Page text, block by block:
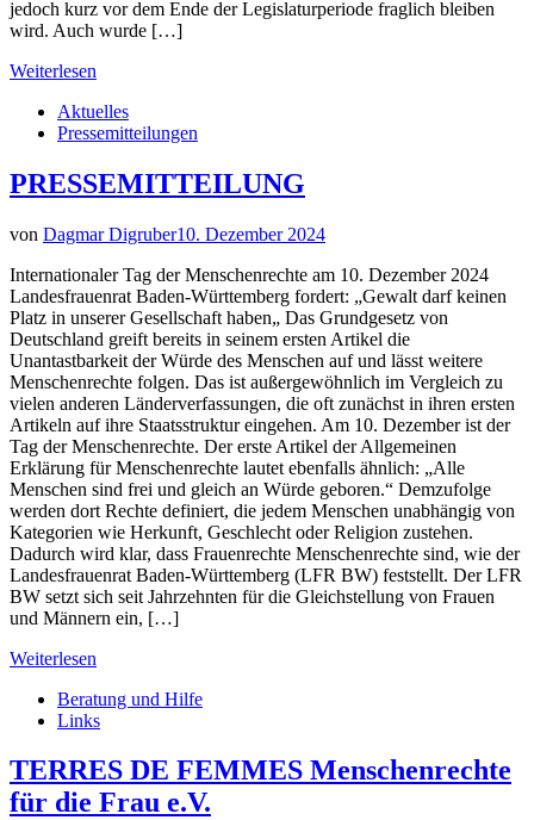
jedoch kurz vor dem Ende der Legislaturperiode fraglich bleiben
wird. Auch wurde […]
Weiterlesen
Aktuelles
Pressemitteilungen
PRESSEMITTEILUNG
von Dagmar Digruber10. Dezember 2024
Internationaler Tag der Menschenrechte am 10. Dezember 2024
Landesfrauenrat Baden-Württemberg fordert: „Gewalt darf keinen
Platz in unserer Gesellschaft haben„ Das Grundgesetz von
Deutschland greift bereits in seinem ersten Artikel die
Unantastbarkeit der Würde des Menschen auf und lässt weitere
Menschenrechte folgen. Das ist außergewöhnlich im Vergleich zu
vielen anderen Länderverfassungen, die oft zunächst in ihren ersten
Artikeln auf ihre Staatsstruktur eingehen. Am 10. Dezember ist der
Tag der Menschenrechte. Der erste Artikel der Allgemeinen
Erklärung für Menschenrechte lautet ebenfalls ähnlich: „Alle
Menschen sind frei und gleich an Würde geboren.“ Demzufolge
werden dort Rechte definiert, die jedem Menschen unabhängig von
Kategorien wie Herkunft, Geschlecht oder Religion zustehen.
Dadurch wird klar, dass Frauenrechte Menschenrechte sind, wie der
Landesfrauenrat Baden-Württemberg (LFR BW) feststellt. Der LFR
BW setzt sich seit Jahrzehnten für die Gleichstellung von Frauen
und Männern ein, […]
Weiterlesen
Beratung und Hilfe
Links
TERRES DE FEMMES Menschenrechte
für die Frau e.V.